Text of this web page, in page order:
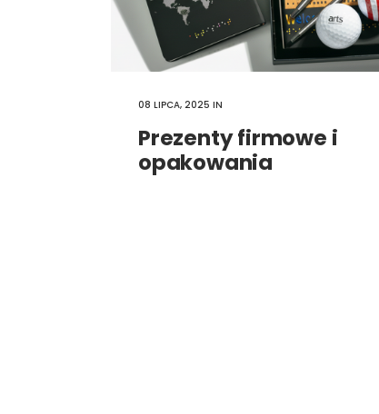
08 LIPCA, 2025 IN
Prezenty firmowe i
opakowania